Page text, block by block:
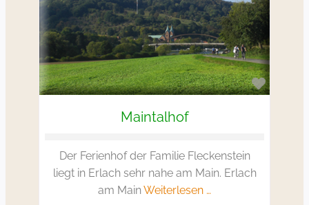
Favorit
Maintalhof
Der Ferienhof der Familie Fleckenstein
liegt in Erlach sehr nahe am Main. Erlach
am MainWeiterlesen …